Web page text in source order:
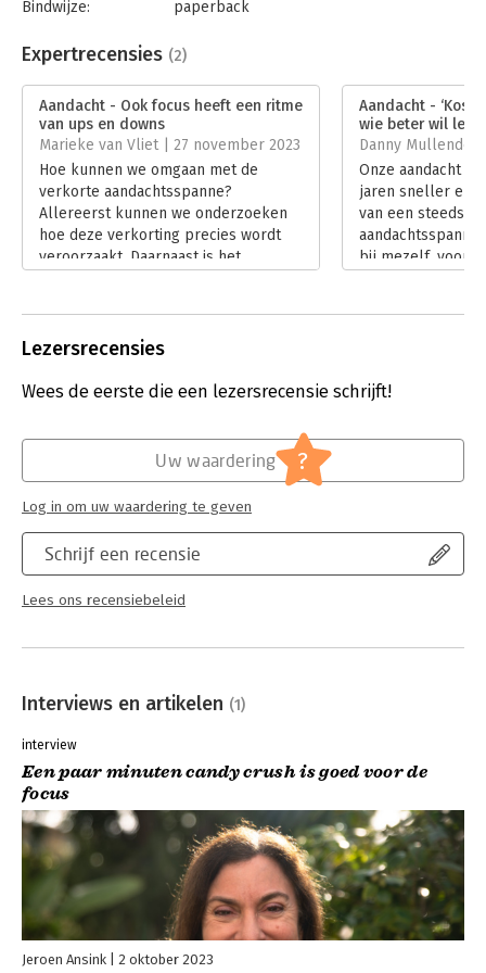
Bindwijze:
paperback
Uitgever:
Luitingh-Sijthoff
Verschijningsdatum:
Hoofdrubriek: Persoonlijke effectiviteit
Expertrecensies (2)
Aandacht - Ook focus heeft een ritme
van ups en downs
Marieke van Vliet | 27 november 2023
Hoe kunnen we omgaan met de
verkorte aandachtsspanne?
Allereerst kunnen we onderzoeken
hoe deze verkorting precies wordt
veroorzaakt. Daarnaast is het
om controle te krijgen over onze
Lees verder
Aandacht -
wie beter wil
Danny
Onze aandacht
jaren sneller en
van een steeds
bij mezelf,
prettig leesbare
Lezersrecensies
Wees de eerste die een lezersrecensie schrijft!
Schrijf een recensie
Lees ons recensiebeleid
Uw waardering ?
Log in om uw waardering te geven
Interviews en artikelen (1)
interview
Een paar minuten candy crush is goed voor de
focus
Jeroen Ansink 2 oktober 2023